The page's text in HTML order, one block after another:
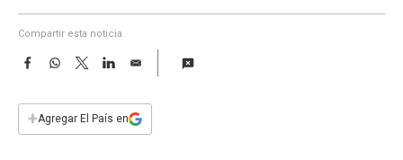
Compartir esta noticia
F
e
b
W
s
T
w
t
L
E
i
l
+Agregar El País en